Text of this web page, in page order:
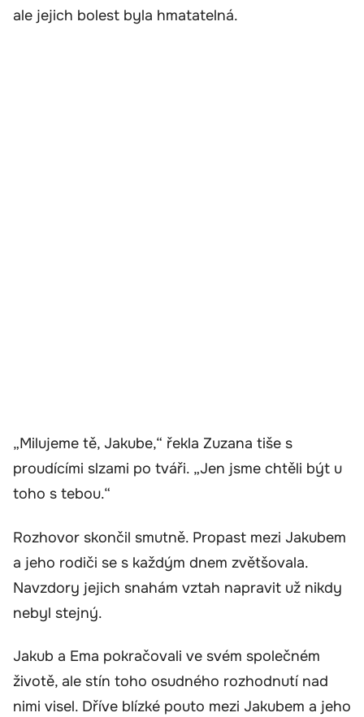
ale jejich bolest byla hmatatelná.
„Milujeme tě, Jakube,“ řekla Zuzana tiše s
proudícími slzami po tváři. „Jen jsme chtěli být u
toho s tebou.“
Rozhovor skončil smutně. Propast mezi Jakubem
a jeho rodiči se s každým dnem zvětšovala.
Navzdory jejich snahám vztah napravit už nikdy
nebyl stejný.
Jakub a Ema pokračovali ve svém společném
životě, ale stín toho osudného rozhodnutí nad
nimi visel. Dříve blízké pouto mezi Jakubem a jeho